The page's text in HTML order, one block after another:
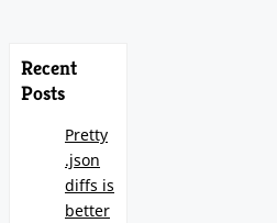
Recent
Posts
Pretty
.json
diffs is
better